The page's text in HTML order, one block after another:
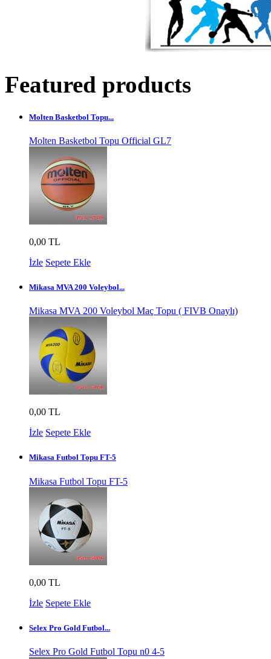
Featured products
Molten Basketbol Topu...
Molten Basketbol Topu Official GL7
0,00 TL
İzle Sepete Ekle
Mikasa MVA 200 Voleybol...
Mikasa MVA 200 Voleybol Maç Topu ( FIVB Onaylı)
0,00 TL
İzle Sepete Ekle
Mikasa Futbol Topu FT-5
Mikasa Futbol Topu FT-5
0,00 TL
İzle Sepete Ekle
Selex Pro Gold Futbol...
Selex Pro Gold Futbol Topu n0 4-5